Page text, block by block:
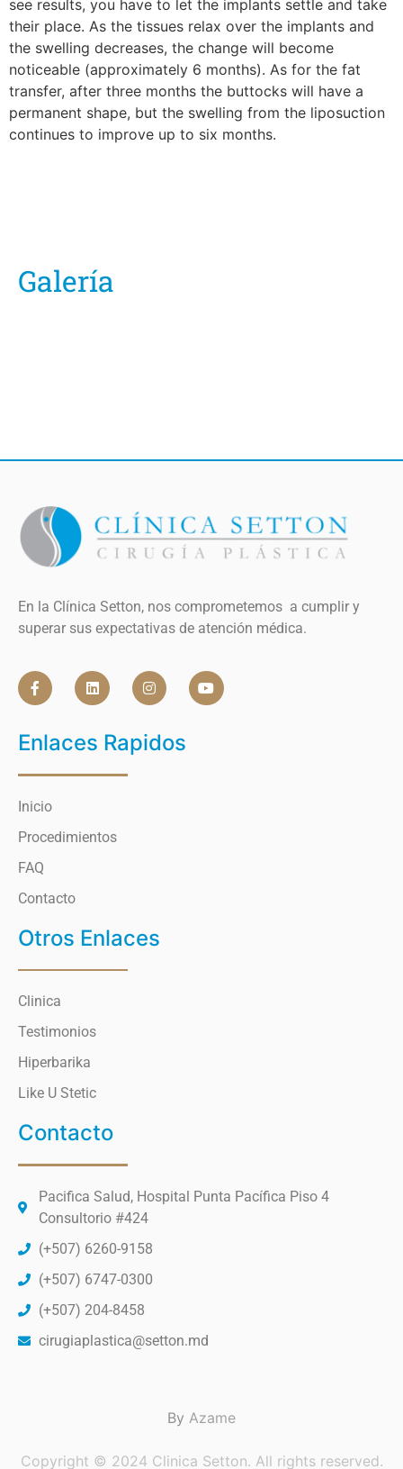
see results, you have to let the implants settle and take
their place. As the tissues relax over the implants and
the swelling decreases, the change will become
noticeable (approximately 6 months). As for the fat
transfer, after three months the buttocks will have a
permanent shape, but the swelling from the liposuction
continues to improve up to six months.
Galería
En la Clínica Setton, nos comprometemos a cumplir y
superar sus expectativas de atención médica.
Enlaces Rapidos
Inicio
Procedimientos
FAQ
Contacto
Otros Enlaces
Clinica
Testimonios
Hiperbarika
Like U Stetic
Contacto
Pacifica Salud, Hospital Punta Pacífica Piso 4
Consultorio #424
(+507) 6260-9158
(+507) 6747-0300
(+507) 204-8458
cirugiaplastica@setton.md
By Azame
Copyright © 2024 Clinica Setton. All rights reserved.